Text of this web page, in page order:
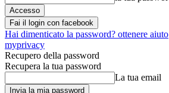
Fai il login con facebook
Hai dimenticato la password? ottenere aiuto
myprivacy
Recupero della password
Recupera la tua password
La tua email